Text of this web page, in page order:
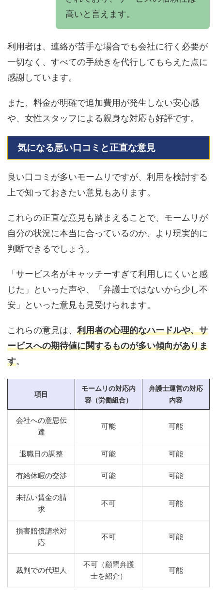
高いと言えます。
利用者は、連絡が苦手な場合でも会社に行く必要が
一切なく、すべての手続きを代行してもらえた点に
感謝しています。
また、料金が明確で追加費用が発生しない安心感
や、女性スタッフによる親身な対応も好評です。
気になる悪い口コミと正直な意見
良い口コミが多いモームリですが、利用を検討する
上で知っておきたい意見もあります。
これらの正直な意見も踏まえることで、モームリが
自分の状況に本当に合っているのか、より現実的に
判断できるでしょう。
「サービス名がキャッチーすぎて利用しにくいと感
じた」といった声や、「弁護士ではないから少し不
安」といった意見も見受けられます。
これらの意見は、 利用者の心理的なハードルや、サ
ービスへの期待値に関するものが多い傾向がありま
す。
項目
モームリの対応内
容（労働組合）
弁護士運営の対応
内容
会社への意思伝
達
可能 可能
退職日の調整 可能 可能
有給休暇の交渉 可能 可能
未払い賃金の請
求
不可 可能
損害賠償請求対
応
不可 可能
裁判での代理人
不可（顧問弁護
士を紹介）
可能